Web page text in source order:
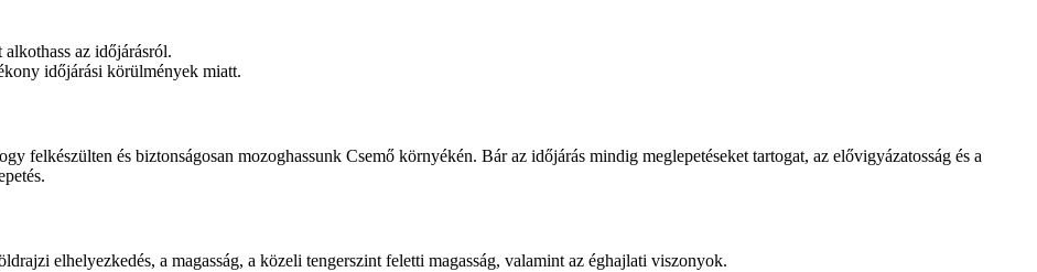
az időjárásról.
időjárási körülmények miatt.
felkészülten és biztonságosan mozoghassunk Csemő környékén. Bár az időjárás mindig meglepetéseket tartogat, az elővigyázatosság és a
elhelyezkedés, a magasság, a közeli tengerszint feletti magasság, valamint az éghajlati viszonyok.